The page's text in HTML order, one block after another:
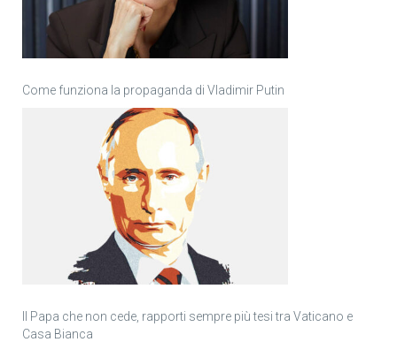
Come funziona la propaganda di Vladimir Putin
Il Papa che non cede, rapporti sempre più tesi tra Vaticano e
Casa Bianca